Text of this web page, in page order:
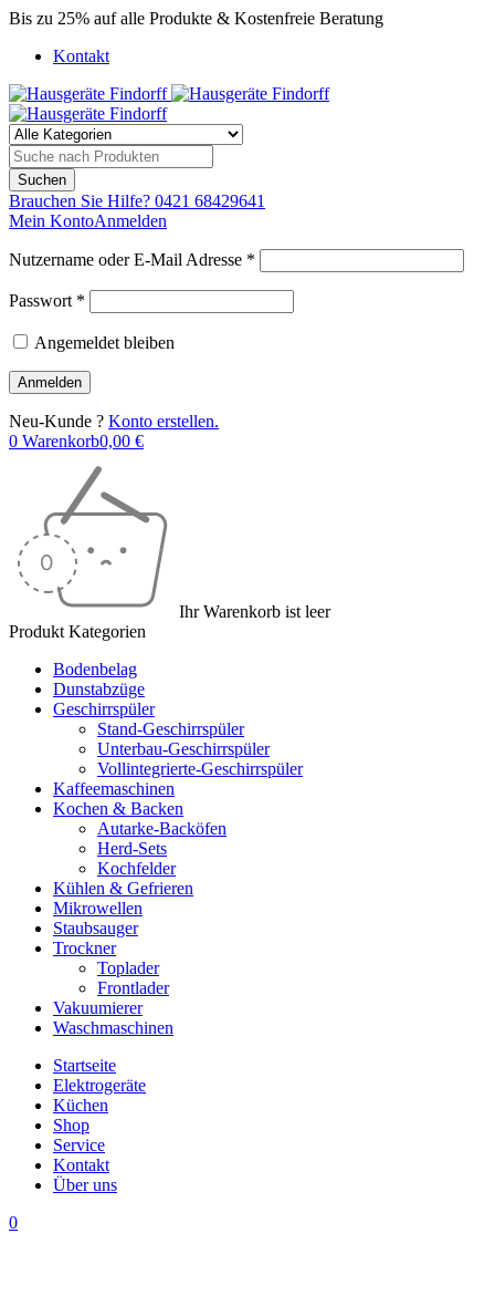
Bis zu 25% auf alle Produkte & Kostenfreie Beratung
Kontakt
Brauchen Sie Hilfe? 0421 68429641
Mein KontoAnmelden
Nutzername oder E-Mail Adresse *
Passwort *
Angemeldet bleiben
Neu-Kunde ? Konto erstellen.
0 Warenkorb0,00 €
Ihr Warenkorb ist leer
Produkt Kategorien
Bodenbelag
Dunstabzüge
Geschirrspüler
Stand-Geschirrspüler
Unterbau-Geschirrspüler
Vollintegrierte-Geschirrspüler
Kaffeemaschinen
Kochen & Backen
Autarke-Backöfen
Herd-Sets
Kochfelder
Kühlen & Gefrieren
Mikrowellen
Staubsauger
Trockner
Toplader
Frontlader
Vakuumierer
Waschmaschinen
Startseite
Elektrogeräte
Küchen
Shop
Service
Kontakt
Über uns
0